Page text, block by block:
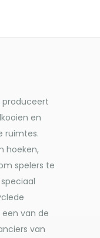
produceert
en
ruimtes.
hoeken,
spelers te
een van de
van